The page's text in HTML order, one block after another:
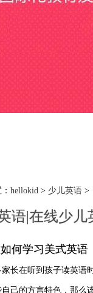
hellokid > 少儿英语 >
语|在线少儿
何学习美式英语
长在听到孩子读英语
己的方言特色，那么